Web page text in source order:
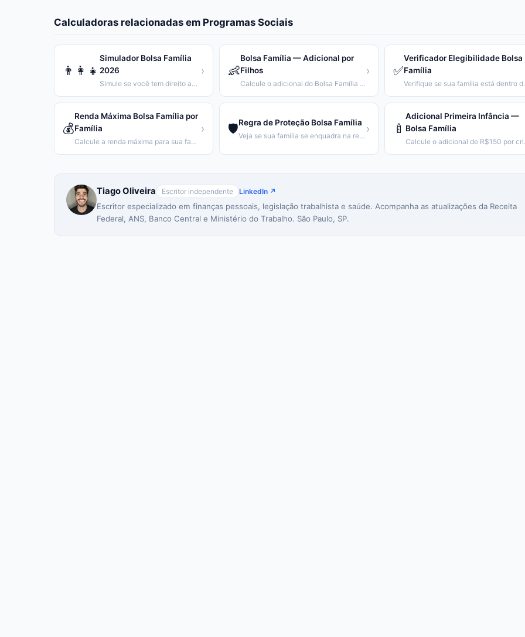
Calculadoras relacionadas em Programas Sociais
👨‍👩‍👧
Simulador Bolsa Família
2026
Simule se você tem direito ao Bolsa Família e calcule o valor.
› 👶
Bolsa Família — Adicional por
Filhos
Calcule o adicional do Bolsa Família conforme número e idade dos filhos.
› ✅
Verificador Elegibilidade Bolsa
Família
Verifique se
💰
Renda Máxima Bolsa Família por
Família
Calcule a renda máxima para sua família receber o Bolsa Família.
› 🛡️Regra de Proteção Bolsa Família
Veja se sua família se enquadra na regra de proteção (emancipação gradual).
› 🍼
Adicional Primeira Infância —
Bolsa Família
Calcule
Tiago Oliveira Escritor independente LinkedIn ↗
Escritor especializado em finanças pessoais, legislação trabalhista e saúde. Acompanha as atualizações da Receita
Federal, ANS, Banco Central e Ministério do Trabalho. São Paulo, SP.